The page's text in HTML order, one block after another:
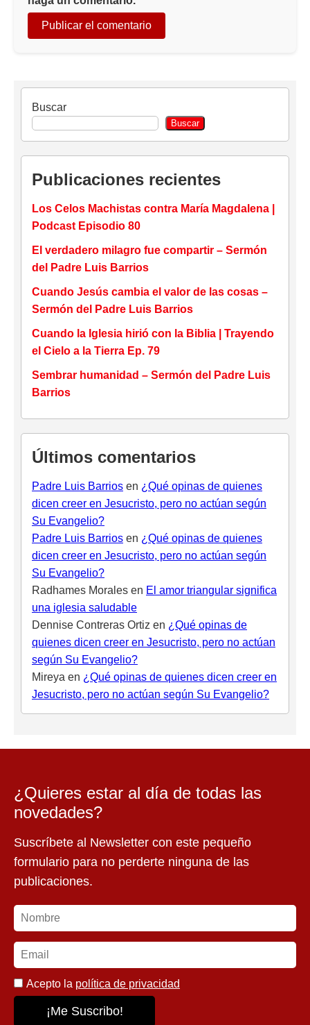
Buscar
Buscar
Publicaciones recientes
Los Celos Machistas contra María Magdalena |
Podcast Episodio 80
El verdadero milagro fue compartir – Sermón
del Padre Luis Barrios
Cuando Jesús cambia el valor de las cosas –
Sermón del Padre Luis Barrios
Cuando la Iglesia hirió con la Biblia | Trayendo
el Cielo a la Tierra Ep. 79
Sembrar humanidad – Sermón del Padre Luis
Barrios
Últimos comentarios
Padre Luis Barrios en ¿Qué opinas de quienes
dicen creer en Jesucristo, pero no actúan según
Su Evangelio?
Padre Luis Barrios en ¿Qué opinas de quienes
dicen creer en Jesucristo, pero no actúan según
Su Evangelio?
Radhames Morales en El amor triangular significa
una iglesia saludable
Dennise Contreras Ortiz en ¿Qué opinas de
quienes dicen creer en Jesucristo, pero no actúan
según Su Evangelio?
Mireya en ¿Qué opinas de quienes dicen creer en
Jesucristo, pero no actúan según Su Evangelio?
¿Quieres estar al día de todas las
novedades?
Suscríbete al Newsletter con este pequeño
formulario para no perderte ninguna de las
publicaciones.
Acepto la política de privacidad